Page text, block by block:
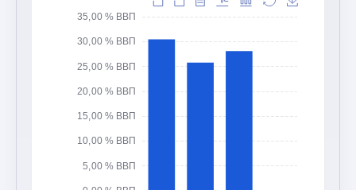
5,00 % ВВП
10,00 % ВВП
15,00 % ВВП
20,00 % ВВП
25,00 % ВВП
30,00 % ВВП
35,00 % ВВП